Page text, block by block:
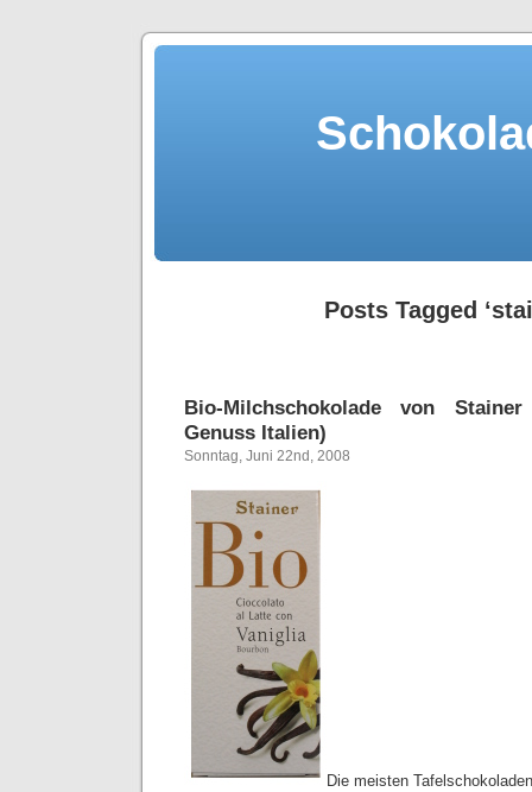
Posts Tagged
Bio-Milchschokolade von
Genuss Italien)
Sonntag, Juni 22nd, 2008
Die meisten